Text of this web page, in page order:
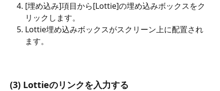
[埋め込み]項目から[Lottie]の埋め込みボックスをク
リックします。
Lottie埋め込みボックスがスクリーン上に配置され
ます。
(3) Lottieのリンクを入力する